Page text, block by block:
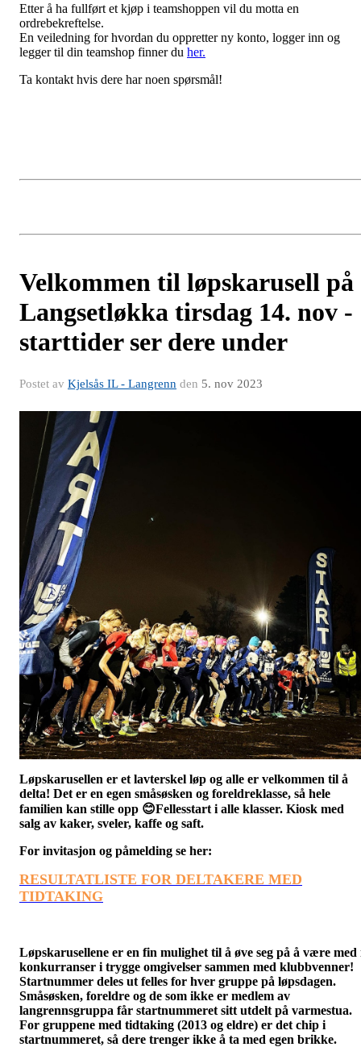
Etter å ha fullført et kjøp i teamshoppen vil du motta en
ordrebekreftelse.
En veiledning for hvordan du oppretter ny konto, logger inn og
legger til din teamshop finner du her.
Ta kontakt hvis dere har noen spørsmål!
Velkommen til løpskarusell på
Langsetløkka tirsdag 14. nov -
starttider ser dere under
Postet av Kjelsås IL - Langrenn den 5. nov 2023
Løpskarusellen er et lavterskel løp og alle er velkommen til å
delta! Det er en egen småsøsken og foreldreklasse, så hele
familien kan stille opp 😊Fellesstart i alle klasser. Kiosk med
salg av kaker, sveler, kaffe og saft.
For invitasjon og påmelding se her:
RESULTATLISTE FOR DELTAKERE MED
TIDTAKING
Løpskarusellene er en fin mulighet til å øve seg på å være med
konkurranser i trygge omgivelser sammen med klubbvenner!
Startnummer deles ut felles for hver gruppe på løpsdagen.
Småsøsken, foreldre og de som ikke er medlem av
langrennsgruppa får startnummeret sitt utdelt på varmestua.
For gruppene med tidtaking (2013 og eldre) er det chip i
startnummeret, så dere trenger ikke å ta med egen brikke.